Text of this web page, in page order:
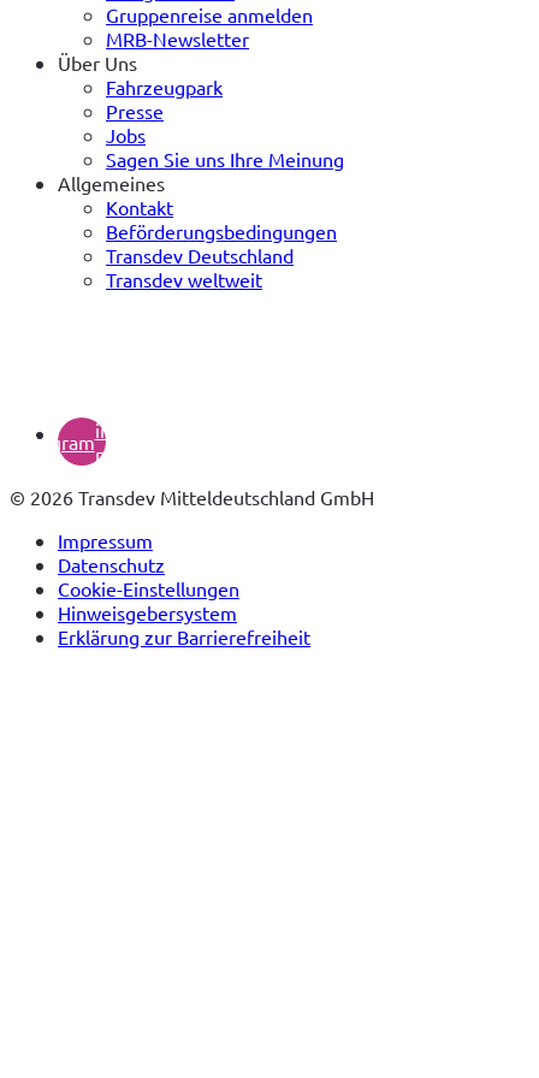
Gruppenreise anmelden
MRB-Newsletter
Über Uns
Fahrzeugpark
Presse
Jobs
Sagen Sie uns Ihre Meinung
Allgemeines
Kontakt
Beförderungsbedingungen
Transdev Deutschland
Transdev weltweit
instagramin
neuem
© 2026 Transdev Mitteldeutschland GmbH
Impressum
Datenschutz
Cookie-Einstellungen
Hinweisgebersystem
Erklärung zur Barrierefreiheit